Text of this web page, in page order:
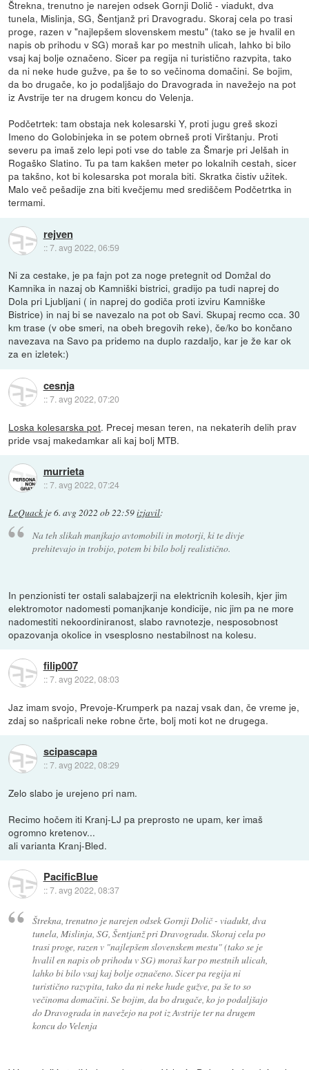
Štrekna, trenutno je narejen odsek Gornji Dolič - viadukt, dva
tunela, Mislinja, SG, Šentjanž pri Dravogradu. Skoraj cela po trasi
proge, razen v "najlepšem slovenskem mestu" (tako se je hvalil en
napis ob prihodu v SG) moraš kar po mestnih ulicah, lahko bi bilo
vsaj kaj bolje označeno. Sicer pa regija ni turistično razvpita, tako
da ni neke hude gužve, pa še to so večinoma domačini. Se bojim,
da bo drugače, ko jo podaljšajo do Dravograda in navežejo na pot
iz Avstrije ter na drugem koncu do Velenja.
Podčetrtek: tam obstaja nek kolesarski Y, proti jugu greš skozi
Imeno do Golobinjeka in se potem obrneš proti Virštanju. Proti
severu pa imaš zelo lepi poti vse do table za Šmarje pri Jelšah in
Rogaško Slatino. Tu pa tam kakšen meter po lokalnih cestah, sicer
pa takšno, kot bi kolesarska pot morala biti. Skratka čistiv užitek.
Malo več pešadije zna biti kvečjemu med središčem Podčetrtka in
termami.
rejven
::7. avg 2022, 06:59
Ni za cestake, je pa fajn pot za noge pretegnit od Domžal do
Kamnika in nazaj ob Kamniški bistrici, gradijo pa tudi naprej do
Dola pri Ljubljani ( in naprej do godiča proti izviru Kamniške
Bistrice) in naj bi se navezalo na pot ob Savi. Skupaj recmo cca. 30
km trase (v obe smeri, na obeh bregovih reke), če/ko bo končano
navezava na Savo pa pridemo na duplo razdaljo, kar je že kar ok
za en izletek:)
cesnja
::7. avg 2022, 07:20
Loska kolesarska pot. Precej mesan teren, na nekaterih delih prav
pride vsaj makedamkar ali kaj bolj MTB.
murrieta
::7. avg 2022, 07:24
LeQuack je6. avg 2022 ob 22:59izjavil:
Na teh slikah manjkajo avtomobili in motorji, ki te divje
prehitevajo in trobijo, potem bi bilo bolj realistično.
In penzionisti ter ostali salabajzerji na elektricnih kolesih, kjer jim
elektromotor nadomesti pomanjkanje kondicije, nic jim pa ne more
nadomestiti nekoordiniranost, slabo ravnotezje, nesposobnost
opazovanja okolice in vsesplosno nestabilnost na kolesu.
filip007
::7. avg 2022, 08:03
Jaz imam svojo, Prevoje-Krumperk pa nazaj vsak dan, če vreme je,
zdaj so našpricali neke robne črte, bolj moti kot ne drugega.
scipascapa
::7. avg 2022, 08:29
Zelo slabo je urejeno pri nam.
Recimo hočem iti Kranj-LJ pa preprosto ne upam, ker imaš
ogromno kretenov...
ali varianta Kranj-Bled.
PacificBlue
::7. avg 2022, 08:37
Štrekna, trenutno je narejen odsek Gornji Dolič - viadukt, dva
tunela, Mislinja, SG, Šentjanž pri Dravogradu. Skoraj cela po
trasi proge, razen v "najlepšem slovenskem mestu" (tako se je
hvalil en napis ob prihodu v SG) moraš kar po mestnih ulicah,
lahko bi bilo vsaj kaj bolje označeno. Sicer pa regija ni
turistično razvpita, tako da ni neke hude gužve, pa še to so
večinoma domačini. Se bojim, da bo drugače, ko jo podaljšajo
do Dravograda in navežejo na pot iz Avstrije ter na drugem
koncu do Velenja